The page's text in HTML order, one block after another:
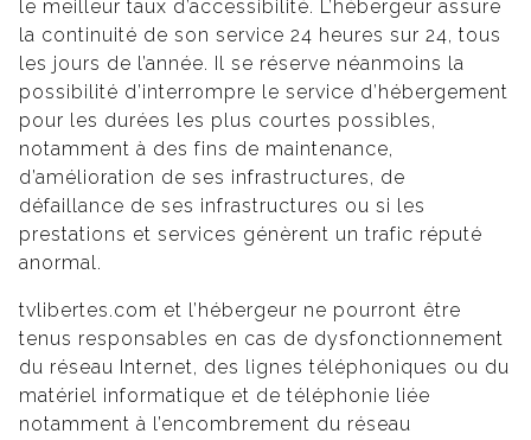
le meilleur taux d’accessibilité. L’hébergeur assure
la continuité de son service 24 heures sur 24, tous
les jours de l’année. Il se réserve néanmoins la
possibilité d’interrompre le service d’hébergement
pour les durées les plus courtes possibles,
notamment à des fins de maintenance,
d’amélioration de ses infrastructures, de
défaillance de ses infrastructures ou si les
prestations et services génèrent un trafic réputé
anormal.
tvlibertes.com et l’hébergeur ne pourront être
tenus responsables en cas de dysfonctionnement
du réseau Internet, des lignes téléphoniques ou du
matériel informatique et de téléphonie liée
notamment à l’encombrement du réseau